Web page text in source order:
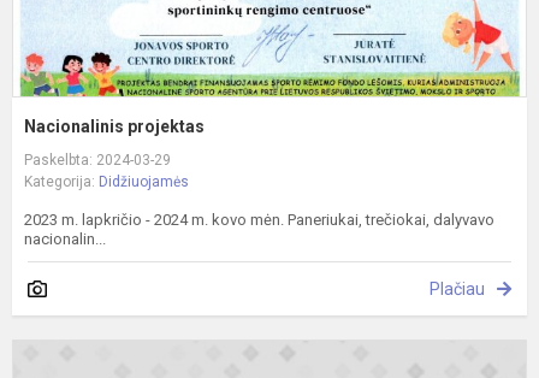
Nacionalinis projektas
Paskelbta: 2024-03-29
Kategorija: Didžiuojamės
2023 m. lapkričio - 2024 m. kovo mėn. Paneriukai, trečiokai, dalyvavo
nacionalin...
Plačiau